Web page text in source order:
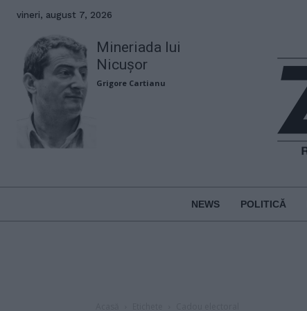
vineri, august 7, 2026
Mineriada lui
Nicușor
Grigore Cartianu
NEWS POLITICĂ